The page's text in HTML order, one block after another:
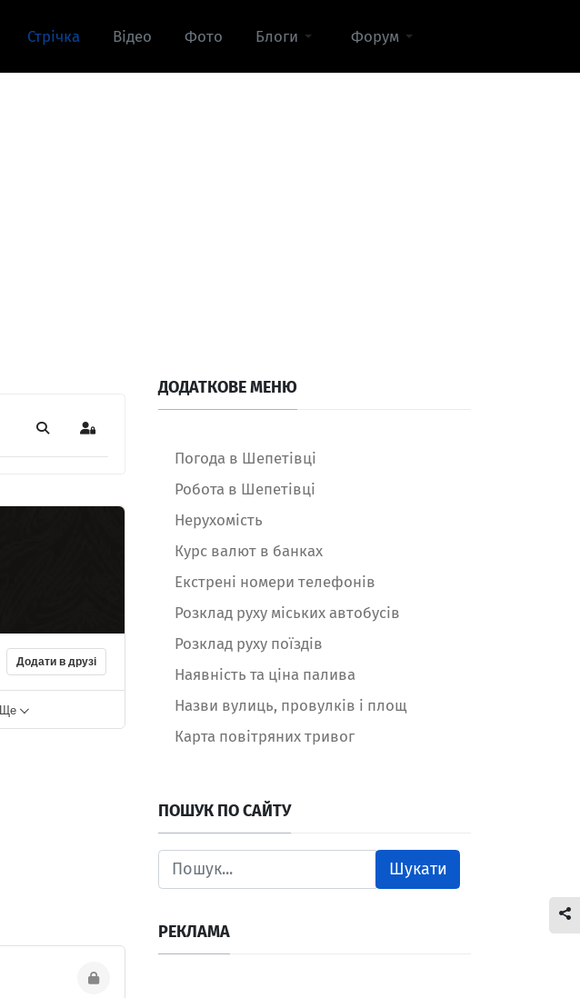
Стрічка Відео Фото Блоги Форум
Пошук Sign In
Додати в друзі
Ще
ДОДАТКОВЕ МЕНЮ
Погода в Шепетівці
Робота в Шепетівці
Нерухомість
Курс валют в банках
Екстрені номери телефонів
Розклад руху міських автобусів
Розклад руху поїздів
Наявність та ціна палива
Назви вулиць, провулків і площ
Карта повітряних тривог
ПОШУК ПО САЙТУ
Шукати
РЕКЛАМА